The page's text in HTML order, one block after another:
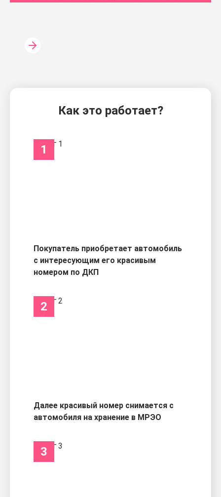
Как это работает?
1
Покупатель приобретает автомобиль
с интересующим его красивым
номером по ДКП
2
Далее красивый номер снимается с
автомобиля на хранение в МРЭО
3